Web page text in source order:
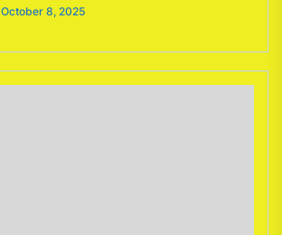
October 8, 2025